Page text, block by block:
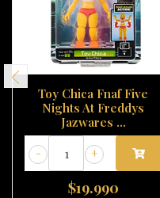
Toy Chica Fnaf Five
Nights At Freddys
Jazwares ...
+
-
$19.990